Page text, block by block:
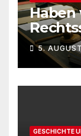
Haben
5.
GESCHICHTE